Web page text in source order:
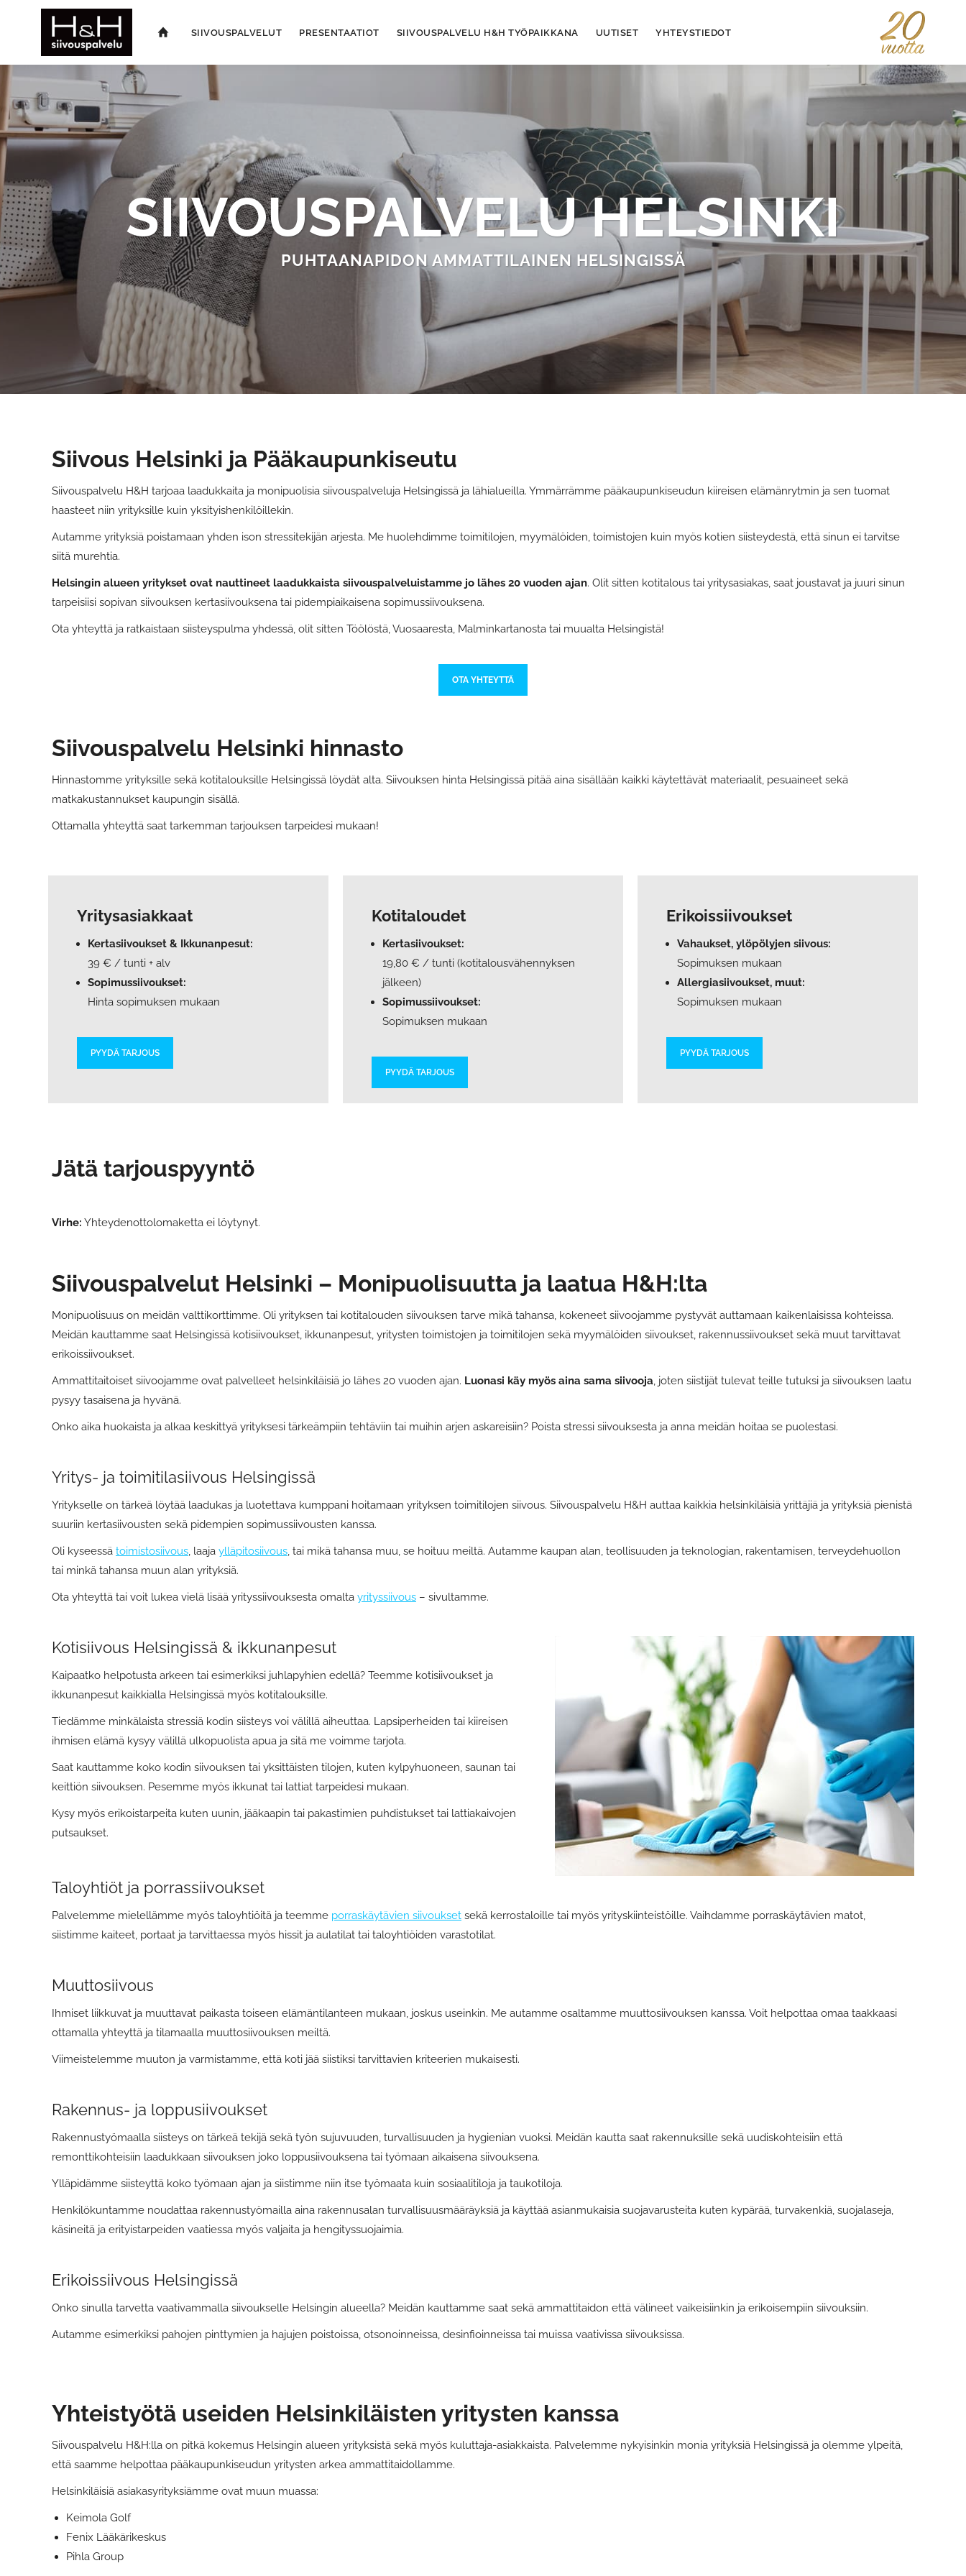
SIIVOUSPALVELUT PRESENTAATIOT SIIVOUSPALVELU H&H TYÖPAIKKANA UUTISET YHTEYSTIEDOT
SIIVOUSPALVELU HELSINKI
PUHTAANAPIDON AMMATTILAINEN HELSINGISSÄ
Siivous Helsinki ja Pääkaupunkiseutu
Siivouspalvelu H&H tarjoaa laadukkaita ja monipuolisia siivouspalveluja Helsingissä ja lähialueilla. Ymmärrämme pääkaupunkiseudun kiireisen elämänrytmin ja sen tuomat
haasteet niin yrityksille kuin yksityishenkilöillekin.
Autamme yrityksiä poistamaan yhden ison stressitekijän arjesta. Me huolehdimme toimitilojen, myymälöiden, toimistojen kuin myös kotien siisteydestä, että sinun ei tarvitse
siitä murehtia.
Helsingin alueen yritykset ovat nauttineet laadukkaista siivouspalveluistamme jo lähes 20 vuoden ajan. Olit sitten kotitalous tai yritysasiakas, saat joustavat ja juuri sinun
tarpeisiisi sopivan siivouksen kertasiivouksena tai pidempiaikaisena sopimussiivouksena.
Ota yhteyttä ja ratkaistaan siisteyspulma yhdessä, olit sitten Töölöstä, Vuosaaresta, Malminkartanosta tai muualta Helsingistä!
OTA YHTEYTTÄ
Siivouspalvelu Helsinki hinnasto
Hinnastomme yrityksille sekä kotitalouksille Helsingissä löydät alta. Siivouksen hinta Helsingissä pitää aina sisällään kaikki käytettävät materiaalit, pesuaineet sekä
matkakustannukset kaupungin sisällä.
Ottamalla yhteyttä saat tarkemman tarjouksen tarpeidesi mukaan!
Yritysasiakkaat
Kertasiivoukset & Ikkunanpesut:
39 € / tunti + alv
Sopimussiivoukset:
Hinta sopimuksen mukaan
PYYDÄ TARJOUS
Kotitaloudet
Kertasiivoukset:
19,80 € / tunti (kotitalousvähennyksen
jälkeen)
Sopimussiivoukset:
Sopimuksen mukaan
PYYDÄ TARJOUS
Erikoissiivoukset
Vahaukset, ylöpölyjen siivous:
Sopimuksen mukaan
Allergiasiivoukset, muut:
Sopimuksen mukaan
PYYDÄ TARJOUS
Jätä tarjouspyyntö
Virhe: Yhteydenottolomaketta ei löytynyt.
Siivouspalvelut Helsinki – Monipuolisuutta ja laatua H&H:lta
Monipuolisuus on meidän valttikorttimme. Oli yrityksen tai kotitalouden siivouksen tarve mikä tahansa, kokeneet siivoojamme pystyvät auttamaan kaikenlaisissa kohteissa.
Meidän kauttamme saat Helsingissä kotisiivoukset, ikkunanpesut, yritysten toimistojen ja toimitilojen sekä myymälöiden siivoukset, rakennussiivoukset sekä muut tarvittavat
erikoissiivoukset.
Ammattitaitoiset siivoojamme ovat palvelleet helsinkiläisiä jo lähes 20 vuoden ajan. Luonasi käy myös aina sama siivooja, joten siistijät tulevat teille tutuksi ja siivouksen laatu
pysyy tasaisena ja hyvänä.
Onko aika huokaista ja alkaa keskittyä yrityksesi tärkeämpiin tehtäviin tai muihin arjen askareisiin? Poista stressi siivouksesta ja anna meidän hoitaa se puolestasi.
Yritys- ja toimitilasiivous Helsingissä
Yritykselle on tärkeä löytää laadukas ja luotettava kumppani hoitamaan yrityksen toimitilojen siivous. Siivouspalvelu H&H auttaa kaikkia helsinkiläisiä yrittäjiä ja yrityksiä pienistä
suuriin kertasiivousten sekä pidempien sopimussiivousten kanssa.
Oli kyseessä toimistosiivous, laaja ylläpitosiivous, tai mikä tahansa muu, se hoituu meiltä. Autamme kaupan alan, teollisuuden ja teknologian, rakentamisen, terveydehuollon
tai minkä tahansa muun alan yrityksiä.
Ota yhteyttä tai voit lukea vielä lisää yrityssiivouksesta omalta yrityssiivous – sivultamme.
Kotisiivous Helsingissä & ikkunanpesut
Kaipaatko helpotusta arkeen tai esimerkiksi juhlapyhien edellä? Teemme kotisiivoukset ja
ikkunanpesut kaikkialla Helsingissä myös kotitalouksille.
Tiedämme minkälaista stressiä kodin siisteys voi välillä aiheuttaa. Lapsiperheiden tai kiireisen
ihmisen elämä kysyy välillä ulkopuolista apua ja sitä me voimme tarjota.
Saat kauttamme koko kodin siivouksen tai yksittäisten tilojen, kuten kylpyhuoneen, saunan tai
keittiön siivouksen. Pesemme myös ikkunat tai lattiat tarpeidesi mukaan.
Kysy myös erikoistarpeita kuten uunin, jääkaapin tai pakastimien puhdistukset tai lattiakaivojen
putsaukset.
Taloyhtiöt ja porrassiivoukset
Palvelemme mielellämme myös taloyhtiöitä ja teemme porraskäytävien siivoukset sekä kerrostaloille tai myös yrityskiinteistöille. Vaihdamme porraskäytävien matot,
siistimme kaiteet, portaat ja tarvittaessa myös hissit ja aulatilat tai taloyhtiöiden varastotilat.
Muuttosiivous
Ihmiset liikkuvat ja muuttavat paikasta toiseen elämäntilanteen mukaan, joskus useinkin. Me autamme osaltamme muuttosiivouksen kanssa. Voit helpottaa omaa taakkaasi
ottamalla yhteyttä ja tilamaalla muuttosiivouksen meiltä.
Viimeistelemme muuton ja varmistamme, että koti jää siistiksi tarvittavien kriteerien mukaisesti.
Rakennus- ja loppusiivoukset
Rakennustyömaalla siisteys on tärkeä tekijä sekä työn sujuvuuden, turvallisuuden ja hygienian vuoksi. Meidän kautta saat rakennuksille sekä uudiskohteisiin että
remonttikohteisiin laadukkaan siivouksen joko loppusiivouksena tai työmaan aikaisena siivouksena.
Ylläpidämme siisteyttä koko työmaan ajan ja siistimme niin itse työmaata kuin sosiaalitiloja ja taukotiloja.
Henkilökuntamme noudattaa rakennustyömailla aina rakennusalan turvallisuusmääräyksiä ja käyttää asianmukaisia suojavarusteita kuten kypärää, turvakenkiä, suojalaseja,
käsineitä ja erityistarpeiden vaatiessa myös valjaita ja hengityssuojaimia.
Erikoissiivous Helsingissä
Onko sinulla tarvetta vaativammalla siivoukselle Helsingin alueella? Meidän kauttamme saat sekä ammattitaidon että välineet vaikeisiinkin ja erikoisempiin siivouksiin.
Autamme esimerkiksi pahojen pinttymien ja hajujen poistoissa, otsonoinneissa, desinfioinneissa tai muissa vaativissa siivouksissa.
Yhteistyötä useiden Helsinkiläisten yritysten kanssa
Siivouspalvelu H&H:lla on pitkä kokemus Helsingin alueen yrityksistä sekä myös kuluttaja-asiakkaista. Palvelemme nykyisinkin monia yrityksiä Helsingissä ja olemme ylpeitä,
että saamme helpottaa pääkaupunkiseudun yritysten arkea ammattitaidollamme.
Helsinkiläisiä asiakasyrityksiämme ovat muun muassa:
Keimola Golf
Fenix Lääkärikeskus
Pihla Group